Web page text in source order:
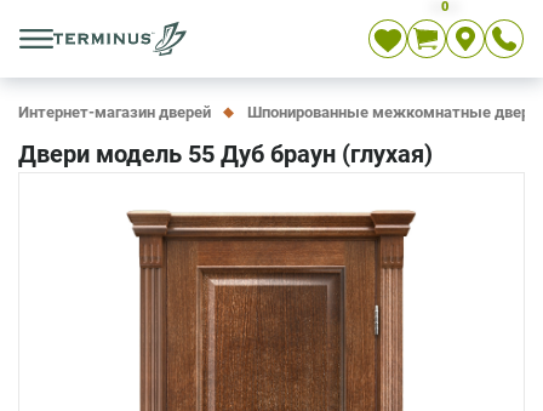
0
Интернет-магазин дверей Шпонированные межкомнатные двери
Двери модель 55 Дуб браун (глухая)